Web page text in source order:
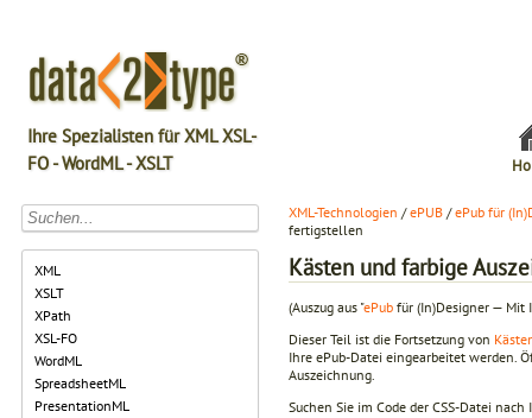
Ihre Spezialisten für XML XSL-
FO - WordML - XSLT
XML
XSLT
XPath
XSL-FO
WordML
SpreadsheetML
PresentationML
XML-Technologien /ePUB /ePub für
fertigstellen
Kästen und farbige
(Auszug aus "ePub für (In)Designer — Mit
Dieser Teil ist die Fortsetzung von
Ihre ePub-Datei eingearbeitet werden.
Auszeichnung.
Suchen Sie im Code der CSS-Datei